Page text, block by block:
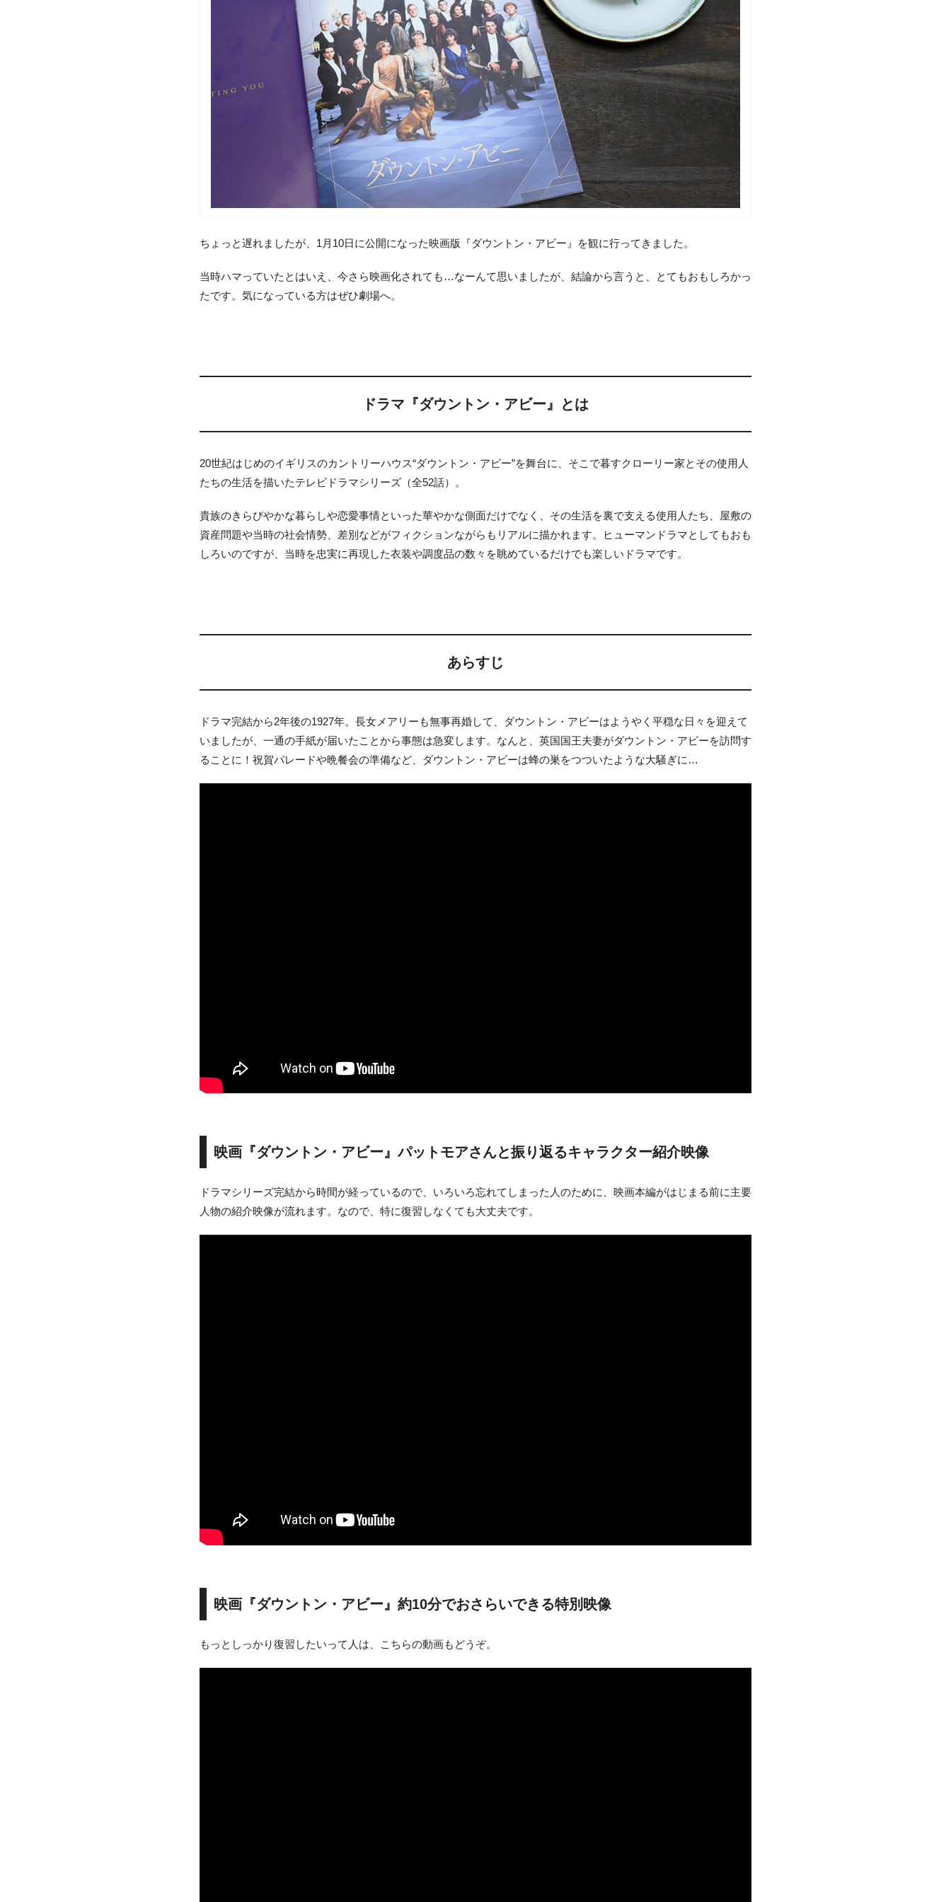
ちょっと遅れましたが、1月10日に公開になった映画版『ダウントン・アビー』を観に行ってきました。
当時ハマっていたとはいえ、今さら映画化されても…なーんて思いましたが、結論から言うと、とてもおもしろかっ
たです。気になっている方はぜひ劇場へ。
ドラマ『ダウントン・アビー』とは
20世紀はじめのイギリスのカントリーハウス“ダウントン・アビー”を舞台に、そこで暮すクローリー家とその使用人
たちの生活を描いたテレビドラマシリーズ（全52話）。
貴族のきらびやかな暮らしや恋愛事情といった華やかな側面だけでなく、その生活を裏で支える使用人たち、屋敷の
資産問題や当時の社会情勢、差別などがフィクションながらもリアルに描かれます。ヒューマンドラマとしてもおも
しろいのですが、当時を忠実に再現した衣装や調度品の数々を眺めているだけでも楽しいドラマです。
あらすじ
ドラマ完結から2年後の1927年。長女メアリーも無事再婚して、ダウントン・アビーはようやく平穏な日々を迎えて
いましたが、一通の手紙が届いたことから事態は急変します。なんと、英国国王夫妻がダウントン・アビーを訪問す
ることに！祝賀パレードや晩餐会の準備など、ダウントン・アビーは蜂の巣をつついたような大騒ぎに…
映画『ダウントン・アビー』パットモアさんと振り返るキャラクター紹介映像
ドラマシリーズ完結から時間が経っているので、いろいろ忘れてしまった人のために、映画本編がはじまる前に主要
人物の紹介映像が流れます。なので、特に復習しなくても大丈夫です。
映画『ダウントン・アビー』約10分でおさらいできる特別映像
もっとしっかり復習したいって人は、こちらの動画もどうぞ。